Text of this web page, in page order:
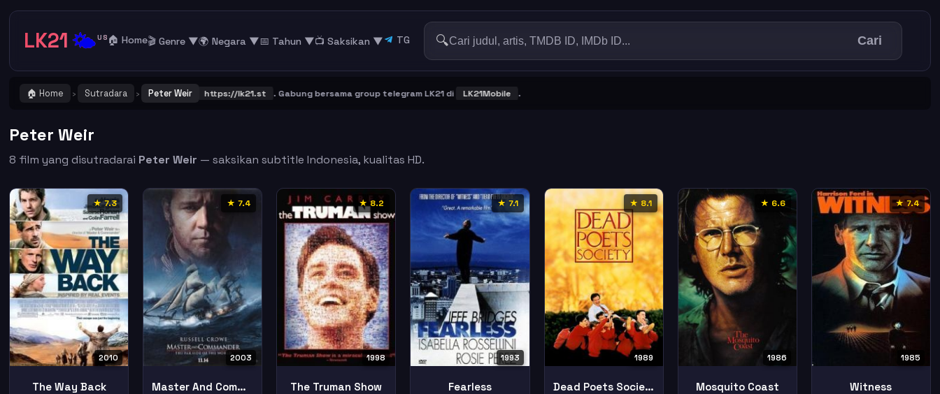
LK21🌤️US 🏠 Home🎬 Genre ▼🌍 Negara ▼📅 Tahun ▼📺 Saksikan ▼ TG 🔍 Cari
🏠 Home › Sutradara › Peter Weir
! Catat dan Bookmark alamat URL LK21 https://lk21.st . Gabung bersama group telegram LK21 di LK21Mobile .
Peter Weir
8 film yang disutradarai Peter Weir — saksikan subtitle Indonesia, kualitas HD.
★ 7.3
2010
The Way Back
★ 7.4
2003
Master And Commander The Far Side Of The World
★ 8.2
1998
The Truman Show
★ 7.1
1993
Fearless
★ 8.1
1989
Dead Poets Society
★ 6.6
1986
Mosquito Coast
★ 7.4
1985
Witness